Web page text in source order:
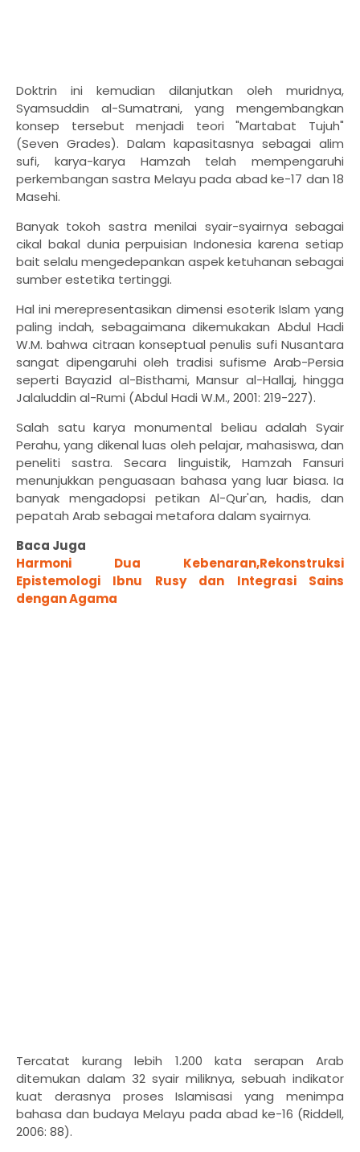
Doktrin ini kemudian dilanjutkan oleh muridnya,
Syamsuddin al-Sumatrani, yang mengembangkan
konsep tersebut menjadi teori "Martabat Tujuh"
(Seven Grades). Dalam kapasitasnya sebagai alim
sufi, karya-karya Hamzah telah mempengaruhi
perkembangan sastra Melayu pada abad ke-17 dan 18
Masehi.
Banyak tokoh sastra menilai syair-syairnya sebagai
cikal bakal dunia perpuisian Indonesia karena setiap
bait selalu mengedepankan aspek ketuhanan sebagai
sumber estetika tertinggi.
Hal ini merepresentasikan dimensi esoterik Islam yang
paling indah, sebagaimana dikemukakan Abdul Hadi
W.M. bahwa citraan konseptual penulis sufi Nusantara
sangat dipengaruhi oleh tradisi sufisme Arab-Persia
seperti Bayazid al-Bisthami, Mansur al-Hallaj, hingga
Jalaluddin al-Rumi (Abdul Hadi W.M., 2001: 219-227).
Salah satu karya monumental beliau adalah Syair
Perahu, yang dikenal luas oleh pelajar, mahasiswa, dan
peneliti sastra. Secara linguistik, Hamzah Fansuri
menunjukkan penguasaan bahasa yang luar biasa. Ia
banyak mengadopsi petikan Al-Qur'an, hadis, dan
pepatah Arab sebagai metafora dalam syairnya.
Baca Juga
Harmoni Dua Kebenaran,Rekonstruksi
Epistemologi Ibnu Rusy dan Integrasi Sains
dengan Agama
Tercatat kurang lebih 1.200 kata serapan Arab
ditemukan dalam 32 syair miliknya, sebuah indikator
kuat derasnya proses Islamisasi yang menimpa
bahasa dan budaya Melayu pada abad ke-16 (Riddell,
2006: 88).